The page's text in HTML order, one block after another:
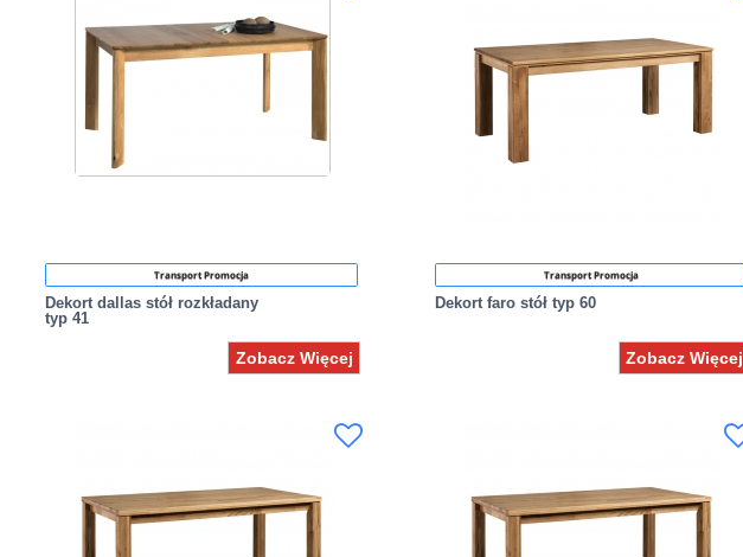
Transport Promocja
Dekort dallas stół rozkładany
typ 41
Zobacz Więcej
Transport Promocja
Dekort faro stół typ 60
Zobacz Więcej